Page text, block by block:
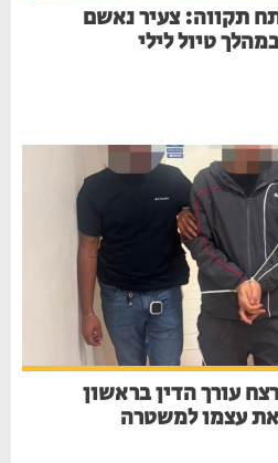
תקווה: צעיר נאשם
טיול לילי
עורך הדין בראשון
את עצמו למשטרה